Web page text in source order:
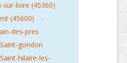
sur-loire (45360)
(45600)
-
des-pres
Saint-gondon
Saint-hilaire-les-